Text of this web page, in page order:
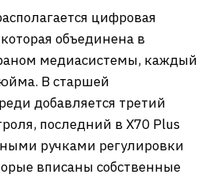
цифровая
объединена в
медиасистемы, каждый
В старшей
добавляется третий
последний в X70 Plus
ручками регулировки
вписаны собственные